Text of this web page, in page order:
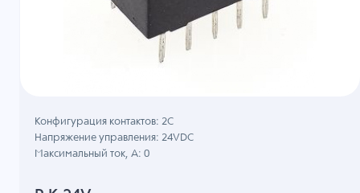
Конфигурация контактов: 2С
Напряжение управления: 24VDC
Максимальный ток, А: 0